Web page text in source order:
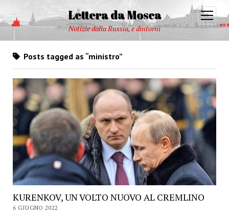
Lettera da Mosca
Notizie dalla Russia, e dintorni
open
menu
Posts tagged as “ministro”
KURENKOV, UN VOLTO NUOVO AL CREMLINO
6 GIUGNO 2022